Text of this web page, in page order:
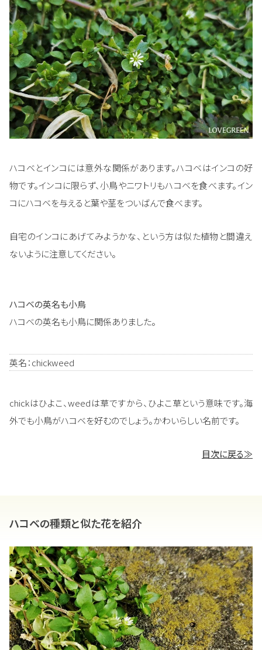
ハコベとインコには意外な関係があります。ハコベはインコの好
物です。インコに限らず、小鳥やニワトリもハコベを食べます。イン
コにハコベを与えると葉や茎をついばんで食べます。
自宅のインコにあげてみようかな、という方は似た植物と間違え
ないように注意してください。
ハコベの英名も小鳥
ハコベの英名も小鳥に関係ありました。
英名：chickweed
chickはひよこ、weedは草ですから、ひよこ草という意味です。海
外でも小鳥がハコベを好むのでしょう。かわいらしい名前です。
目次に戻る≫
ハコベの種類と似た花を紹介